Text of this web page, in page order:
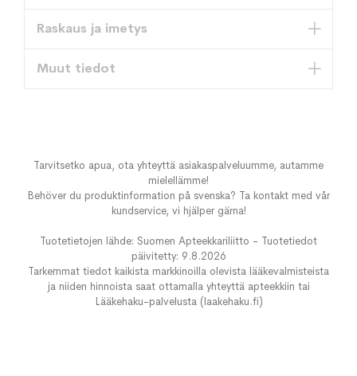
Raskaus ja imetys
Muut tiedot
Tarvitsetko apua, ota yhteyttä asiakaspalveluumme, autamme
mielellämme!
Behöver du produktinformation på svenska? Ta kontakt med vår
kundservice, vi hjälper gärna!
Tuotetietojen lähde: Suomen Apteekkariliitto - Tuotetiedot
päivitetty: 9.8.2026
Tarkemmat tiedot kaikista markkinoilla olevista lääkevalmisteista
ja niiden hinnoista saat ottamalla yhteyttä apteekkiin tai
Lääkehaku-palvelusta (laakehaku.fi)